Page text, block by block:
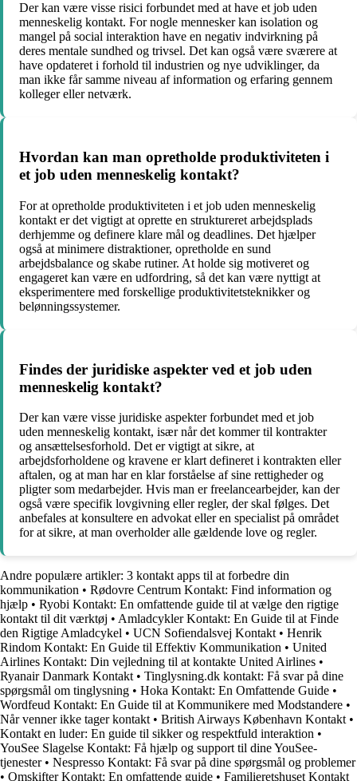
Der kan være visse risici forbundet med at have et job uden
menneskelig kontakt. For nogle mennesker kan isolation og
mangel på social interaktion have en negativ indvirkning på
deres mentale sundhed og trivsel. Det kan også være sværere at
have opdateret i forhold til industrien og nye udviklinger, da
man ikke får samme niveau af information og erfaring gennem
kolleger eller netværk.
Hvordan kan man opretholde produktiviteten i
et job uden menneskelig kontakt?
For at opretholde produktiviteten i et job uden menneskelig
kontakt er det vigtigt at oprette en struktureret arbejdsplads
derhjemme og definere klare mål og deadlines. Det hjælper
også at minimere distraktioner, opretholde en sund
arbejdsbalance og skabe rutiner. At holde sig motiveret og
engageret kan være en udfordring, så det kan være nyttigt at
eksperimentere med forskellige produktivitetsteknikker og
belønningssystemer.
Findes der juridiske aspekter ved et job uden
menneskelig kontakt?
Der kan være visse juridiske aspekter forbundet med et job
uden menneskelig kontakt, især når det kommer til kontrakter
og ansættelsesforhold. Det er vigtigt at sikre, at
arbejdsforholdene og kravene er klart defineret i kontrakten eller
aftalen, og at man har en klar forståelse af sine rettigheder og
pligter som medarbejder. Hvis man er freelancearbejder, kan der
også være specifik lovgivning eller regler, der skal følges. Det
anbefales at konsultere en advokat eller en specialist på området
for at sikre, at man overholder alle gældende love og regler.
Andre populære artikler: 3 kontakt apps til at forbedre din
kommunikation • Rødovre Centrum Kontakt: Find information og
hjælp • Ryobi Kontakt: En omfattende guide til at vælge den rigtige
kontakt til dit værktøj • Amladcykler Kontakt: En Guide til at Finde
den Rigtige Amladcykel • UCN Sofiendalsvej Kontakt • Henrik
Rindom Kontakt: En Guide til Effektiv Kommunikation • United
Airlines Kontakt: Din vejledning til at kontakte United Airlines •
Ryanair Danmark Kontakt • Tinglysning.dk kontakt: Få svar på dine
spørgsmål om tinglysning • Hoka Kontakt: En Omfattende Guide •
Wordfeud Kontakt: En Guide til at Kommunikere med Modstandere •
Når venner ikke tager kontakt • British Airways København Kontakt •
Kontakt en luder: En guide til sikker og respektfuld interaktion •
YouSee Slagelse Kontakt: Få hjælp og support til dine YouSee-
tjenester• Nespresso Kontakt: Få svar på dine spørgsmål og problemer
• Omskifter Kontakt: En omfattende guide • Familieretshuset Kontakt